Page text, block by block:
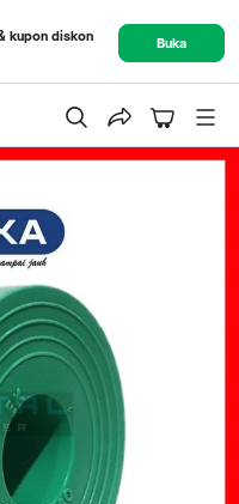
kupon diskon
Buka